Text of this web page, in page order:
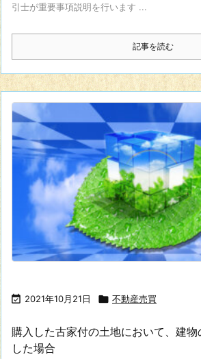
引士が重要事項説明を行います ...
記事を読む
 2021年10月21日  不動産売買
購入した古家付の土地において、建
した場合